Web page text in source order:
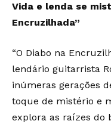
Vida e lenda se
Encruzilhada”
“O Diabo na
lendário guitarrista
inúmeras gerações
toque de mistério e
explora as raízes do